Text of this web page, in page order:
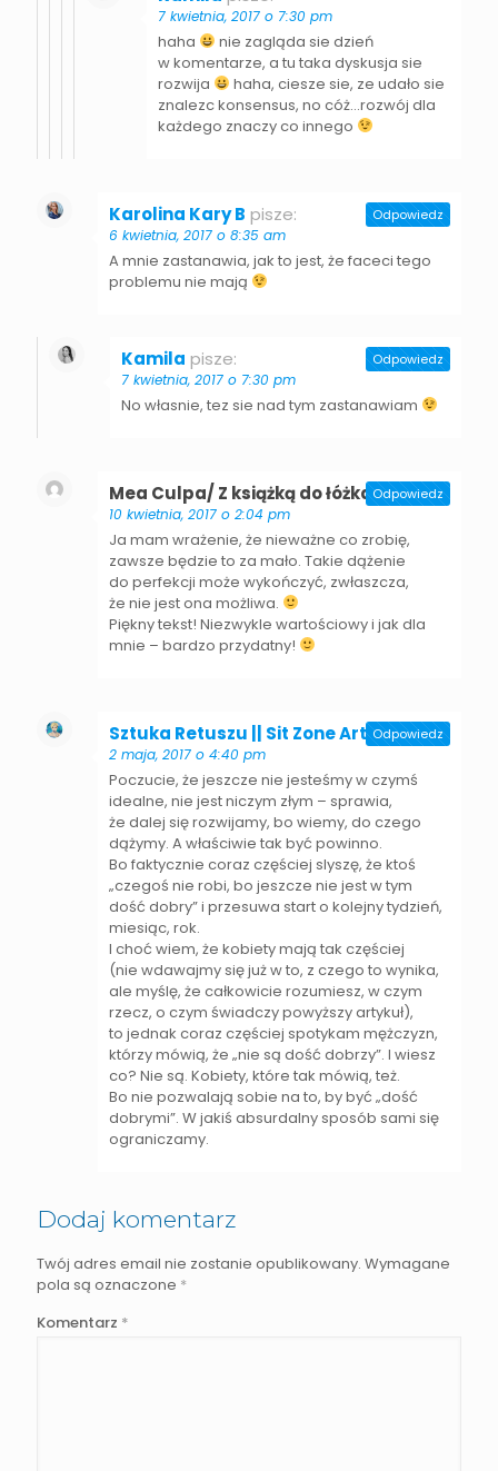
7 kwietnia, 2017 o 7:30 pm
haha
nie zagląda sie dzień
w komentarze, a tu taka dyskusja sie
rozwija
haha, ciesze sie, ze udało sie
znalezc konsensus, no cóż…rozwój dla
każdego znaczy co innego
Karolina Kary B pisze:
6 kwietnia, 2017 o 8:35 am
A mnie zastanawia, jak to jest, że faceci tego
problemu nie mają
Odpowiedz
Kamila pisze:
7 kwietnia, 2017 o 7:30 pm
No własnie, tez sie nad tym zastanawiam
Odpowiedz
Mea Culpa/ Z książką do łóżkapisze:
10 kwietnia, 2017 o 2:04 pm
Ja mam wrażenie, że nieważne co zrobię,
zawsze będzie to za mało. Takie dążenie
do perfekcji może wykończyć, zwłaszcza,
że nie jest ona możliwa.
Piękny tekst! Niezwykle wartościowy i jak dla
mnie – bardzo przydatny!
Odpowiedz
Sztuka Retuszu || Sit Zone Artpisze:
2 maja, 2017 o 4:40 pm
Poczucie, że jeszcze nie jesteśmy w czymś
idealne, nie jest niczym złym – sprawia,
że dalej się rozwijamy, bo wiemy, do czego
dążymy. A właściwie tak być powinno.
Bo faktycznie coraz częściej slyszę, że ktoś
„czegoś nie robi, bo jeszcze nie jest w tym
dość dobry” i przesuwa start o kolejny tydzień,
miesiąc, rok.
I choć wiem, że kobiety mają tak częściej
(nie wdawajmy się już w to, z czego to wynika,
ale myślę, że całkowicie rozumiesz, w czym
rzecz, o czym świadczy powyższy artykuł),
to jednak coraz częściej spotykam mężczyzn,
którzy mówią, że „nie są dość dobrzy”. I wiesz
co? Nie są. Kobiety, które tak mówią, też.
Bo nie pozwalają sobie na to, by być „dość
dobrymi”. W jakiś absurdalny sposób sami się
ograniczamy.
Odpowiedz
Dodaj komentarz
Twój adres email nie zostanie opublikowany. Wymagane
pola są oznaczone *
Komentarz *